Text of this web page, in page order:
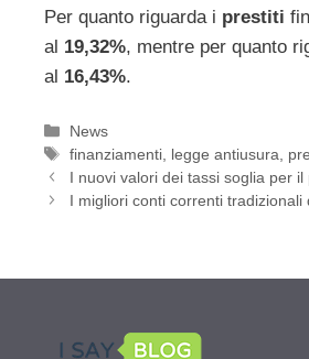
Per quanto riguarda i prestiti
al 19,32%, mentre per quanto
al 16,43%.
Categorie
News
Tag
finanziamenti legge antiusura
I nuovi valori dei tassi soglia per
I migliori conti correnti tradizionali